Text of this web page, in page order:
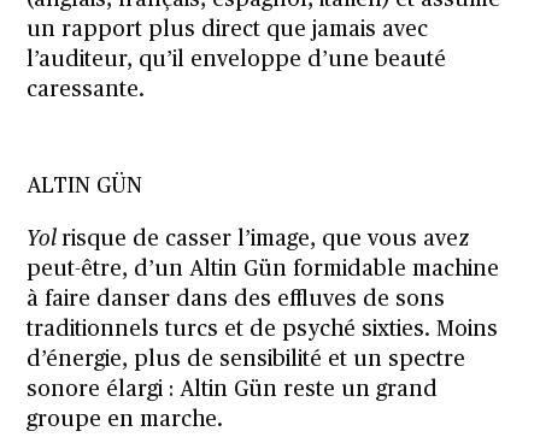
un rapport plus direct que jamais avec
l’auditeur, qu’il enveloppe d’une beauté
caressante.
ALTIN GÜN
Yolrisque de casser l’image, que vous avez
peut-être, d’unAltin Gün formidable machine
à faire danser dans des effluves de sons
traditionnels turcs et de psyché sixties. Moins
d’énergie, plus de sensibilité et un spectre
sonore élargi : Altin Gün reste un grand
groupe en marche.